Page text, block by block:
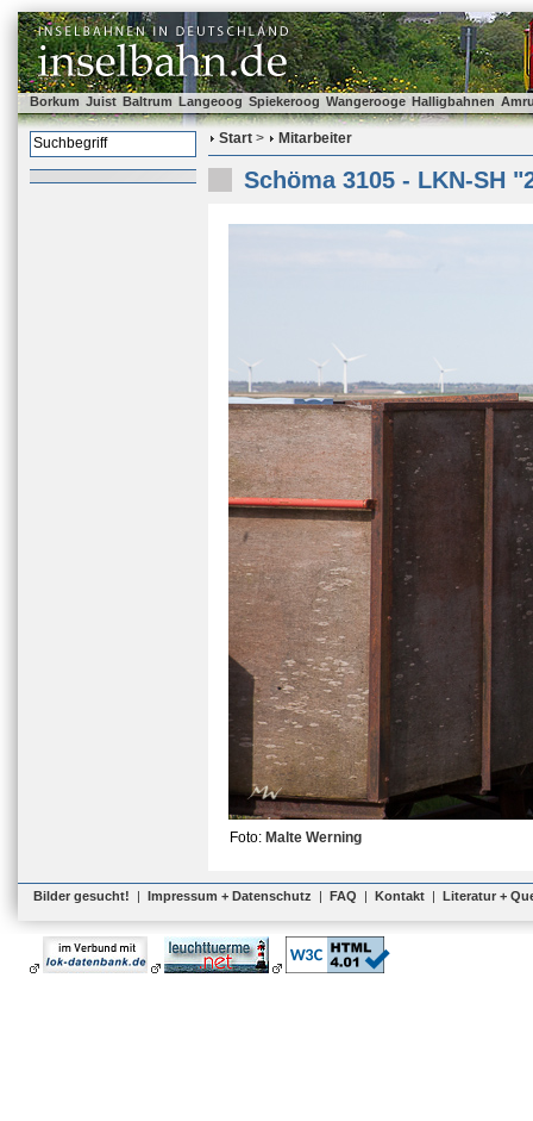
Borkum Juist Baltrum Langeoog Spiekeroog Wangerooge Halligbahnen
Start > Mitarbeiter
Schöma 3105 - LKN-SH
Foto: Malte Werning
Bilder gesucht! | Impressum + Datenschutz | FAQ | Kontakt | Literatur +